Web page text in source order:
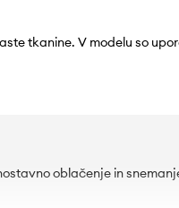
tkanine. V modelu so
oblačenje in